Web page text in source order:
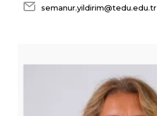
semanur.yildirim@tedu.edu.tr